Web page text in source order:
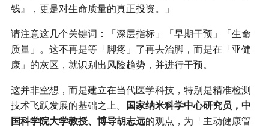
钱』，更是对生命质量的真正投资。」
请注意这几个关键词：「深层指标」「早期干预」「生命
质量」。这不再是等「脚疼」了再去治脚，而是在「亚健
康」的灰区，就识别出风险趋势，并进行干预。
这并非空想，而是建立在当代医学科技，特别是精准检测
技术飞跃发展的基础之上。 国家纳米科学中心研究员，中
国科学院大学教授、博导胡志远的观点，为「主动健康管